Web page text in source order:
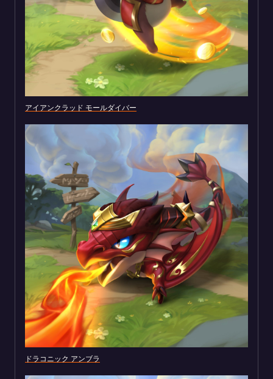
アイアンクラッド モールダイバー
ドラコニック アンブラ